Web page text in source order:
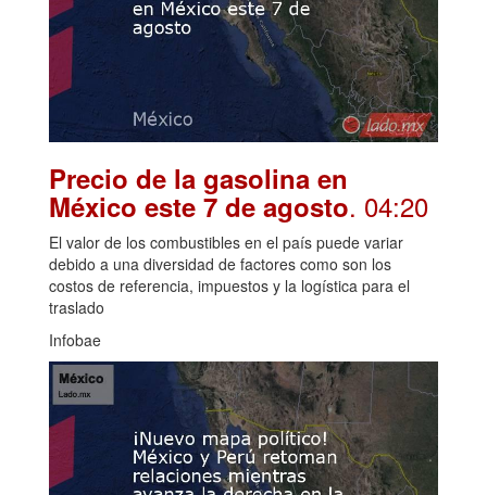
Precio de la gasolina en
México este 7 de agosto. 04:20
El valor de los combustibles en el país puede variar
debido a una diversidad de factores como son los
costos de referencia, impuestos y la logística para el
traslado
Infobae